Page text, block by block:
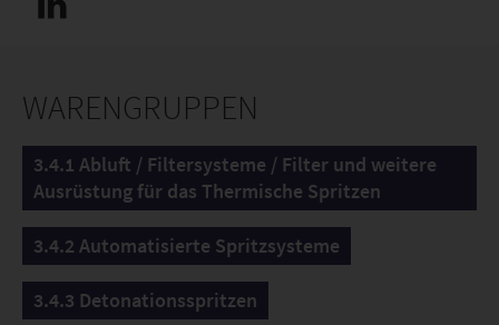
WARENGRUPPEN
3.4.1 Abluft / Filtersysteme / Filter und weitere
Ausrüstung für das Thermische Spritzen
3.4.2 Automatisierte Spritzsysteme
3.4.3 Detonationsspritzen